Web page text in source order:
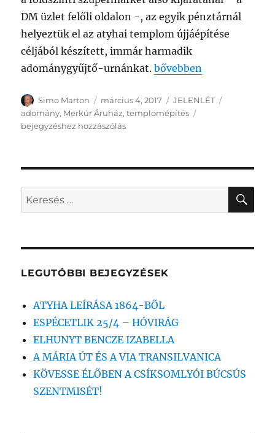
DM üzlet felőli oldalon -, az egyik pénztárnál
helyeztük el az atyhai templom újjáépítése
céljából készített, immár harmadik
adománygyűjtő-urnánkat.„Három helyen
bővebben
Szerző
Simo Marton Közzétéve
március 4, 2017 Kategória
JELENLÉT
adomány, Merkúr Áruház,templomépítés
bejegyzéshez hozzászólás
Keresés
a
kifejezésre:
LEGUTÓBBI BEJEGYZÉSEK
ATYHA LEÍRÁSA 1864-BŐL
ESPÉCETLIK 25/4 – HÓVIRÁG
ELHUNYT BENCZE IZABELLA
A MÁRIA ÚT ÉS A VIA TRANSILVANICA
KÖVESSE ÉLŐBEN A CSÍKSOMLYÓI BÚCSÚS
SZENTMISÉT!